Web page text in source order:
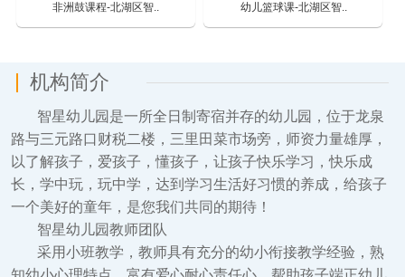
非洲鼓课程-北湖区智.. 幼儿篮球课-北湖区智..
机构简介
智星幼儿园是一所全日制寄宿并存的幼儿园，位于龙泉
路与三元路口财税二楼，三里田菜市场旁，师资力量雄厚，
以了解孩子，爱孩子，懂孩子，让孩子快乐学习，快乐成
长，学中玩，玩中学，达到学习生活好习惯的养成，给孩子
一个美好的童年，是您我们共同的期待！
智星幼儿园教师团队
采用小班教学，教师具有充分的幼小衔接教学经验，熟